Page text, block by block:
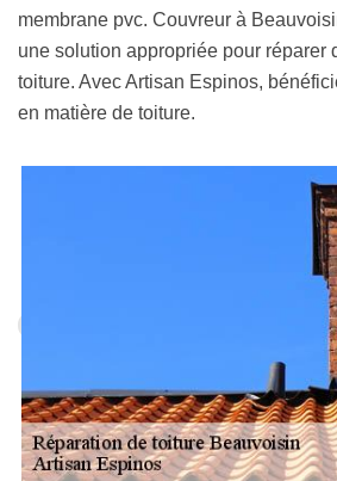
membrane pvc. Couvreur à
une solution appropriée pour réparer
toiture. Avec Artisan Espinos,
en matière de toiture.